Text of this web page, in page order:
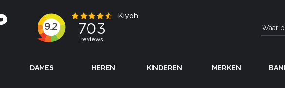
DAMES HEREN KINDEREN MERKEN